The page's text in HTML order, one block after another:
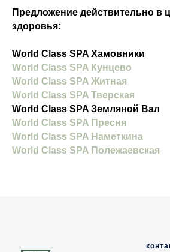
Предложение действительно в
здоровья:
World Class SPA Хамовники
World Class SPA Кунцево
World Class SPA Житная
World Class SPA Тверская
World Class SPA Земляной Вал
World Class SPA Пресня
World Class SPA Наметкина
World Class SPA Полежаевская